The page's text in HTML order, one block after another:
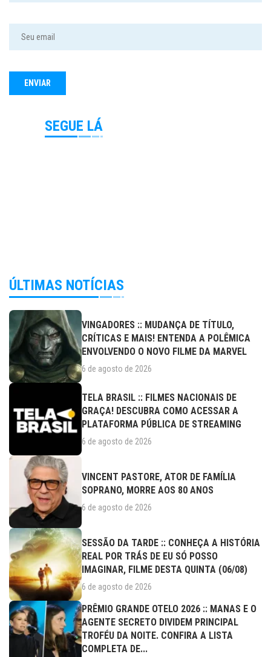
SEGUE LÁ
ÚLTIMAS NOTÍCIAS
VINGADORES :: MUDANÇA DE TÍTULO,
CRÍTICAS E MAIS! ENTENDA A POLÊMICA
ENVOLVENDO O NOVO FILME DA MARVEL
6 de agosto de 2026
TELA BRASIL :: FILMES NACIONAIS DE
GRAÇA! DESCUBRA COMO ACESSAR A
PLATAFORMA PÚBLICA DE STREAMING
6 de agosto de 2026
VINCENT PASTORE, ATOR DE FAMÍLIA
SOPRANO, MORRE AOS 80 ANOS
6 de agosto de 2026
SESSÃO DA TARDE :: CONHEÇA A HISTÓRIA
REAL POR TRÁS DE EU SÓ POSSO
IMAGINAR, FILME DESTA QUINTA (06/08)
6 de agosto de 2026
PRÊMIO GRANDE OTELO 2026 :: MANAS E O
AGENTE SECRETO DIVIDEM PRINCIPAL
TROFÉU DA NOITE. CONFIRA A LISTA
COMPLETA DE...